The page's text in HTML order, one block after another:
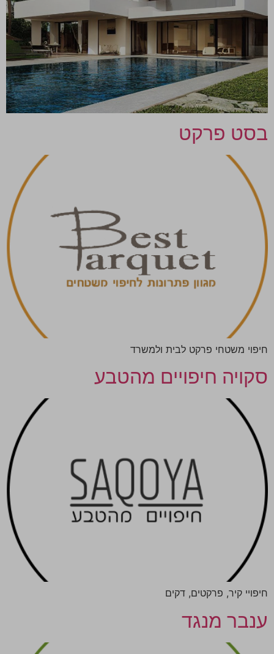
בסט פרקט
חיפוי משטחי פרקט לבית ולמשרד
סקויה חיפויים מהטבע
חיפויי קיר, פרקטים, דקים
ענבר מנגד